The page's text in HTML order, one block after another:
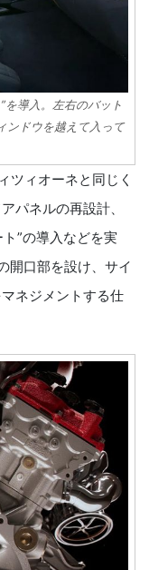
導入。左右のバット
ンドウを越えて入って
ツィオーネと同じく
パネルの再設計、
”の導入などを実
開口部を設け、サイ
ネジメントする仕